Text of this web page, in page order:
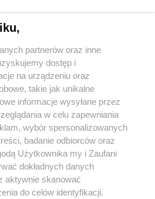
Instagram Youtube
partnerów oraz inne
dostęp i
na urządzeniu oraz
takie jak unikalne
informacje wysyłane przez
w celu zapewniania
wybór spersonalizowanych
badanie odbiorców oraz
Użytkownika my i Zaufani
dokładnych danych
aktywnie skanować
do celów identyfikacji.